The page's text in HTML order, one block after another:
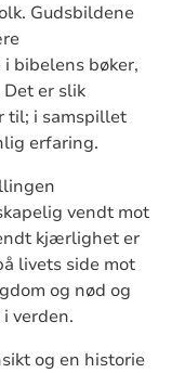
Gudsbildene
bibelens bøker,
er slik
til; i samspillet
erfaring.
vendt mot
kjærlighet er
livets side mot
og nød og
verden.
og en historie